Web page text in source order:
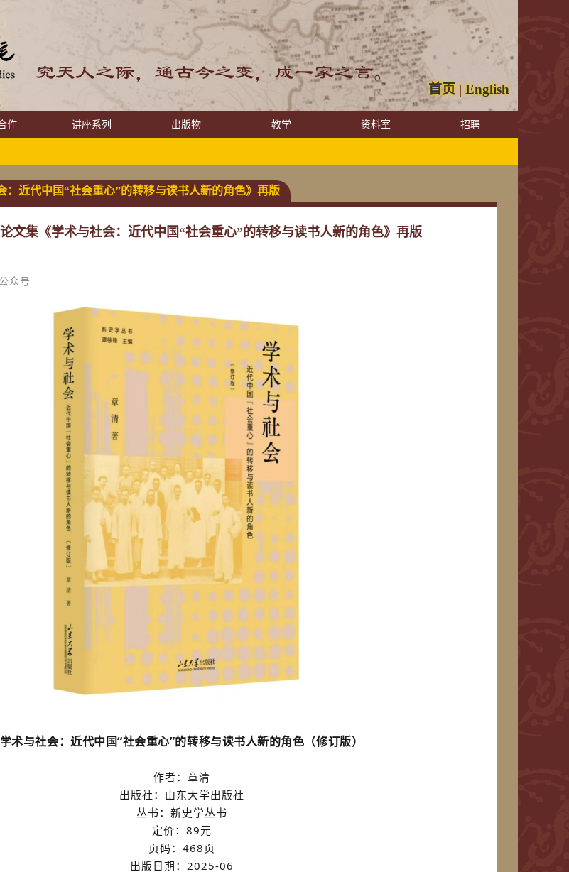
首页 |English
作 讲座系列 出版物 教学 资料室 招聘
：近代中国“社会重心”的转移与读书人新的角色》再版
文集《学术与社会：近代中国“社会重心”的转移与读书人新的角色》再版
众号
学术与社会：近代中国“社会重心”的转移与读书人新的角色（修订版）
作者：章清
出版社：山东大学出版社
丛书：新史学丛书
定价：89元
页码：468页
出版日期：2025-06